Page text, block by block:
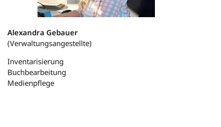
Alexandra Gebauer
(Verwaltungsangestellte)
Inventarisierung
Buchbearbeitung
Medienpflege